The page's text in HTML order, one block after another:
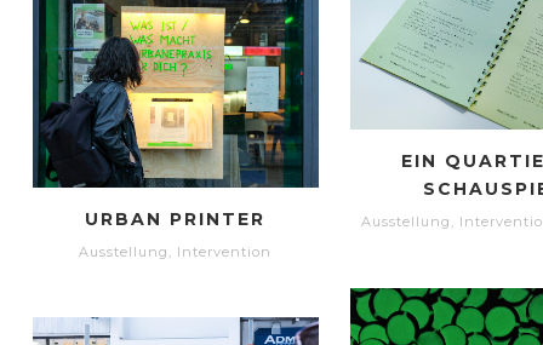
URBAN PRINTER
Ausstellung Intervention
EIN
Ausstellung ,